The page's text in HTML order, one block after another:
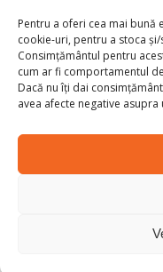
Pentru a oferi cea mai
cookie-uri, pentru a stoca
Consimțământul pentru
cum ar fi comportamentul
Dacă nu îți dai
avea afecte negative
distanţieri, pentru a
Tunelele de trecere
sunt echipate cu
oțel, pentru a le
paleţi.
Fii primul care
pentru paleti SL